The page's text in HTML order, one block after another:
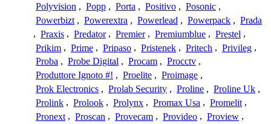
Polyvision , Popp , Porta , Positivo , Posonic ,
Powerbizt , Powerextra , Powerlead , Powerpack , Prada
, Praxis , Predator , Premier , Premiumblue , Prestel ,
Prikim , Prime , Pripaso , Pristenek , Pritech , Privileg ,
Proba , Probe Digital , Procam , Procctv ,
Produttore Ignoto #! , Proelite , Proimage ,
Prok Electronics , Prolab Security , Proline , Proline Uk ,
Prolink , Prolook , Prolynx , Promax Usa , Promelit ,
Pronext , Proscan , Provecam , Provideo , Proview ,